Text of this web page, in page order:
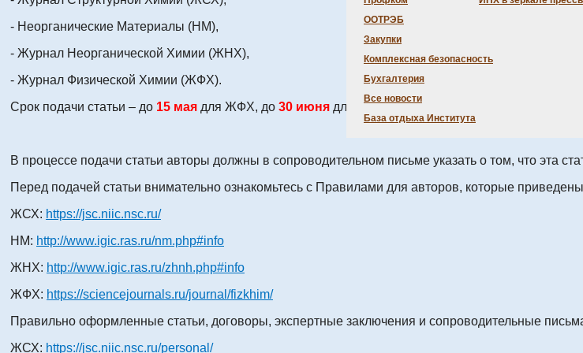
ООТРЭБ
Закупки
Комплексная безопасность
Бухгалтерия
Все новости
База отдыха Института
- Неорганические Материалы (НМ),
- Журнал Неорганической Химии (ЖНХ),
- Журнал Физической Химии (ЖФХ).
Срок подачи статьи – до 15 мая для ЖФХ, до 30 июня для ЖСХ, НМ и ЖНХ.
В процессе подачи статьи авторы должны в сопроводительном письме указать о том, что эта
Перед подачей статьи внимательно ознакомьтесь с Правилами для авторов, которые
ЖСХ: https://jsc.niic.nsc.ru/
НМ: http://www.igic.ras.ru/nm.php#info
ЖНХ: http://www.igic.ras.ru/zhnh.php#info
ЖФХ: https://sciencejournals.ru/journal/fizkhim/
Правильно оформленные статьи, договоры, экспертные заключения и сопроводительные
ЖСХ: https://jsc.niic.nsc.ru/personal/